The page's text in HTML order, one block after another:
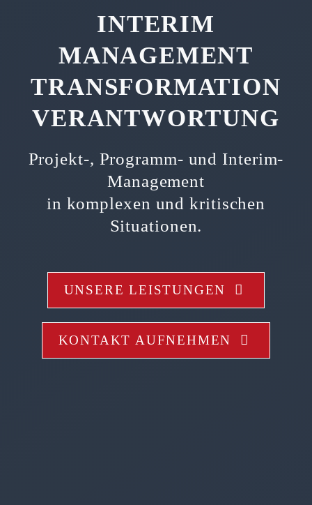
INTERIM
MANAGEMENT
TRANSFORMATION
VERANTWORTUNG
Projekt-, Programm- und Interim-
Management
in komplexen und kritischen
Situationen.
UNSERE LEISTUNGEN
KONTAKT AUFNEHMEN